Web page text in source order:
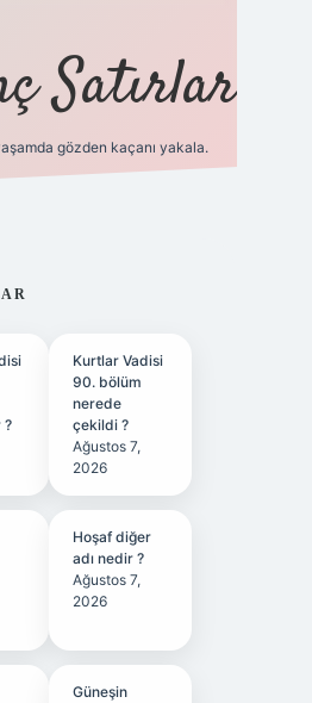
Satırlar
gözden kaçanı yakala.
?
Kurtlar Vadisi
90. bölüm
nerede
çekildi ?
Ağustos 7,
2026
Hoşaf diğer
adı nedir ?
Ağustos 7,
2026
Güneşin